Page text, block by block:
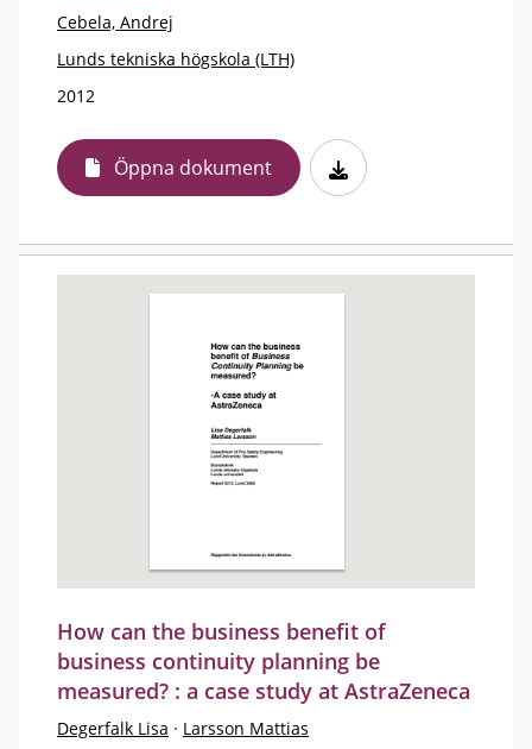
Cebela, Andrej
Lunds tekniska högskola (LTH)
2012
Öppna dokument
How can the business benefit of
business continuity planning be
measured? : a case study at AstraZeneca
Degerfalk Lisa · Larsson Mattias